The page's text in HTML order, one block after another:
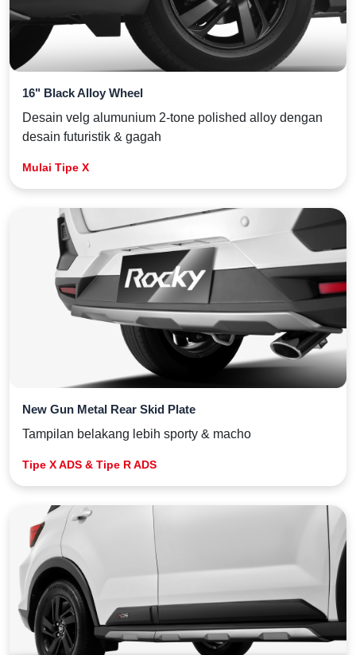
16" Black Alloy Wheel
Desain velg alumunium 2-tone polished alloy dengan
desain futuristik & gagah
Mulai Tipe X
New Gun Metal Rear Skid Plate
Tampilan belakang lebih sporty & macho
Tipe X ADS & Tipe R ADS